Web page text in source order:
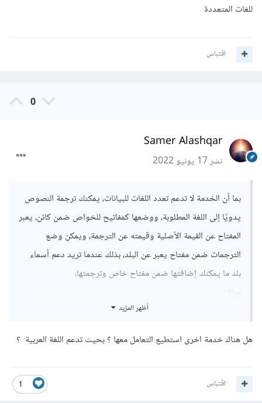
للغات المتعددة
اقتباس
0
Samer Alashqar
نشر17 يونيو 2022
بما أن الخدمة لا تدعم تعدد اللغات للبيانات، يمكنك ترجمة النصوص
يدويًا إلى اللغة المطلوبة، ووضعها كمفاتيح للخواص ضمن كائن، يعبر
المفتاح عن القيمة الأصلية وقيمته عن الترجمة، ويمكن وضع
الترجمات ضمن مفتاح يعبر عن البلد، بذلك عندما تريد دعم أسماء
بلد ما يمكنك إضافتها ضمن مفتاح خاص وترجمتها،
مثال:
SA:
"Najrān"
أظهر المزيد
هل هناك خدمة اخرى استطيع التعامل معها ؟ بحيث تدعم اللغة العربية ؟
1 اقتباس